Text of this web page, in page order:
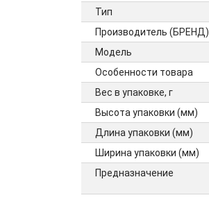
Тип
Производитель (БРЕНД)
Модель
Особенности товара
Вес в упаковке, г
Высота упаковки (мм)
Длина упаковки (мм)
Ширина упаковки (мм)
Предназначение